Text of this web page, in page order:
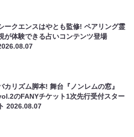
ークエンスはやとも監修! ペアリング霊
が体験できる占いコンテンツ登場
カリズム脚本! 舞台『ノンレムの窓』
のFANYチケット1次先行受付スター
ト2026.08.07